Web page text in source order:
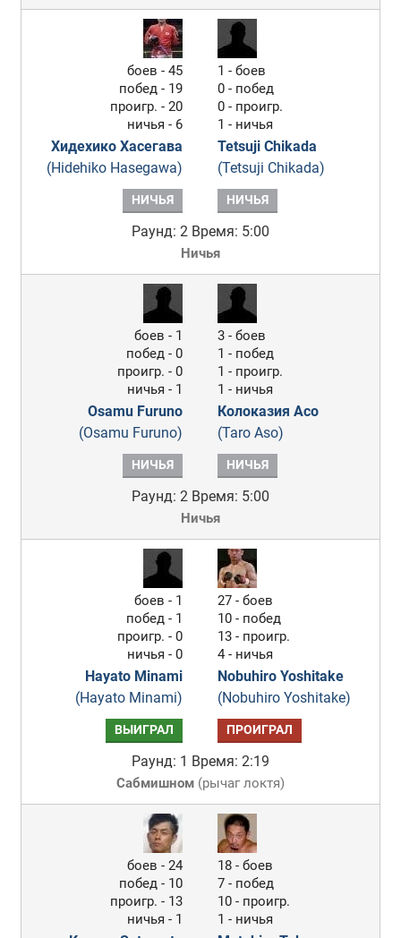
боев - 45
побед - 19
проигр. - 20
ничья - 6
Хидехико Хасегава
(Hidehiko Hasegawa)
1 - боев
0 - побед
0 - проигр.
1 - ничья
Tetsuji Chikada
(Tetsuji Chikada)
НИЧЬЯ НИЧЬЯ
Раунд: 2 Время: 5:00
Ничья
боев - 1
побед - 0
проигр. - 0
ничья - 1
Osamu Furuno
(Osamu Furuno)
3 - боев
1 - побед
1 - проигр.
1 - ничья
Колоказия Асо
(Taro Aso)
НИЧЬЯ НИЧЬЯ
Раунд: 2 Время: 5:00
Ничья
боев - 1
побед - 1
проигр. - 0
ничья - 0
Hayato Minami
(Hayato Minami)
27 - боев
10 - побед
13 - проигр.
4 - ничья
Nobuhiro Yoshitake
(Nobuhiro Yoshitake)
ВЫИГРАЛ ПРОИГРАЛ
Раунд: 1 Время: 2:19
Сабмишном(рычаг локтя)
боев - 24
побед - 10
проигр. - 13
ничья - 1
18 - боев
7 - побед
10 - проигр.
1 - ничья